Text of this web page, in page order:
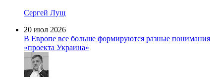
Сергей Лущ
20 июл 2026
В Европе все больше формируются разные понимания
«проекта Украина»